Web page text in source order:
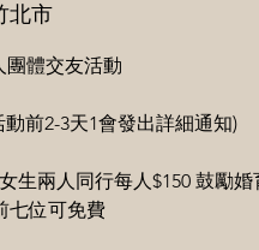
北市
團體交友活動
前2-3天1會發出詳細通知)
生兩人同行每人$150 鼓勵婚
七位可免費